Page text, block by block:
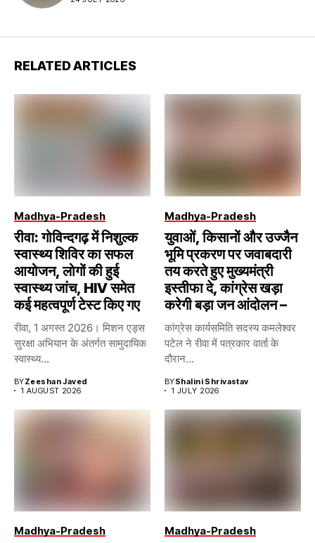
RELATED ARTICLES
Madhya-Pradesh
रीवा: गोविन्दगढ़ में निशुल्क
स्वास्थ्य शिविर का सफल
आयोजन, लोगों की हुई
स्वास्थ्य जांच, HIV समेत
कई महत्वपूर्ण टेस्ट किए गए
रीवा, 1 अगस्त 2026। मिशन एड्स
सुरक्षा अभियान के अंतर्गत सामुदायिक
स्वास्थ्य...
BYZeeshan Javed
1 AUGUST 2026
Madhya-Pradesh
युवाओं, किसानों और उज्जैन
भूमि प्रकरण पर जवाबदारी
तय करते हुए मुख्यमंत्री
इस्तीफा दे, कांग्रेस खड़ा
करेगी बड़ा जन आंदोलन –
कांग्रेस कार्यसमिति सदस्य कमलेश्वर
पटेल ने रीवा में पत्रकार वार्ता के
दौरान...
BYShalini Shrivastav
1 JULY 2026
Madhya-Pradesh Madhya-Pradesh